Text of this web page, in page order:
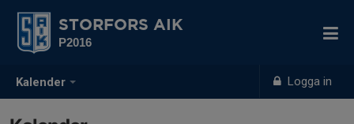
Kalender Logga in
STORFORS AIK
P2016